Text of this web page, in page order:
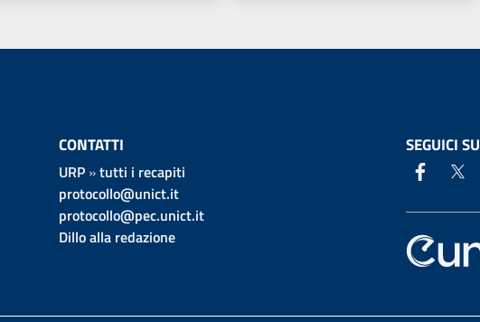
CONTATTI
URP»tutti i recapiti
protocollo@unict.it
protocollo@pec.unict.it
Dillo alla redazione
SEGUICI SU